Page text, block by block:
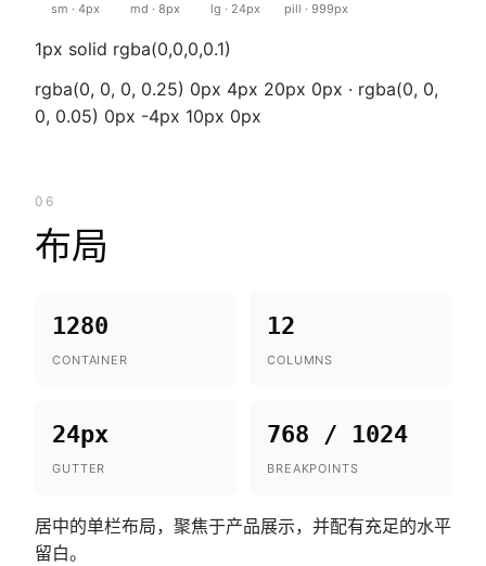
sm · 4px md · 8px lg · 24px pill · 999px
1px solid rgba(0,0,0,0.1)
rgba(0, 0, 0, 0.25) 0px 4px 20px 0px · rgba(0, 0,
0, 0.05) 0px -4px 10px 0px
06
布局
1280
CONTAINER
12
COLUMNS
24px
GUTTER
768 / 1024
BREAKPOINTS
居中的单栏布局，聚焦于产品展示，并配有充足的水平
留白。